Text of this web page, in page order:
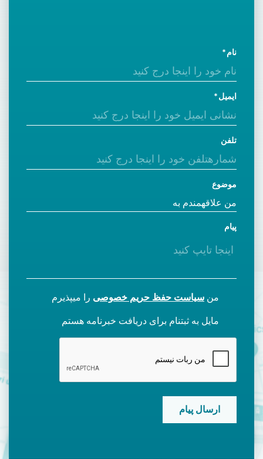
نام
ایمیل
تلفن
موضوع
پیام
من سیاست حفظ حریم خصوصی را میپذیرم
مایل به ثبتنام برای دریافت خبرنامه هستم
CAPTCHA